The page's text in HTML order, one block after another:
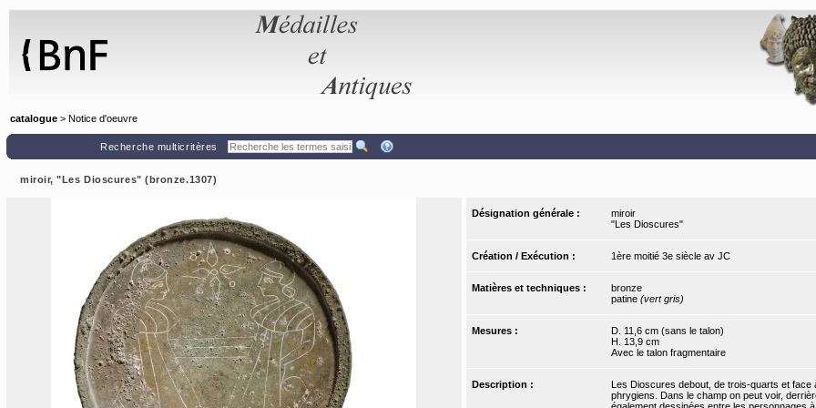
catalogue > Notice d'oeuvre
Recherche multicritères
miroir, "Les Dioscures" (bronze.1307)
Désignation générale :
miroir
"Les Dioscures"
Création / Exécution : 1ère moitié 3e siècle av JC
Matières et techniques :
bronze
patine (vert gris)
Mesures :
D. 11,6 cm (sans le talon)
H. 13,9 cm
Avec le talon fragmentaire
Description :
Les Dioscures debout, de trois-quarts et
phrygiens. Dans le champ on peut voir,